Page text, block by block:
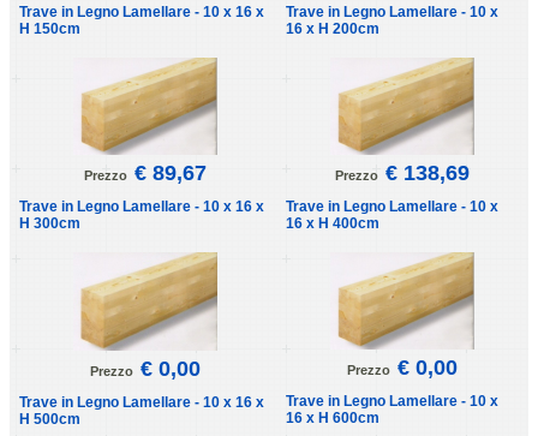
Trave in Legno Lamellare - 10 x 16 x
H 150cm
Trave in Legno Lamellare - 10 x
16 x H 200cm
Prezzo € 89,67
Trave in Legno Lamellare - 10 x 16 x
H 300cm
Prezzo € 138,69
Trave in Legno Lamellare - 10 x
16 x H 400cm
Prezzo € 0,00
Trave in Legno Lamellare - 10 x 16 x
H 500cm
Prezzo € 0,00
Trave in Legno Lamellare - 10 x
16 x H 600cm